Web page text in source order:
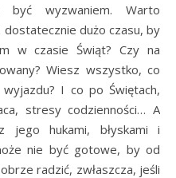
być wyzwaniem. Warto
dużo czasu, by
w czasie Świąt? Czy na
Wiesz wszystko, co
I co po Świętach,
stresy codzienności… A
hukami, błyskami i
nie być gotowe, by od
radzić, zwłaszcza, jeśli